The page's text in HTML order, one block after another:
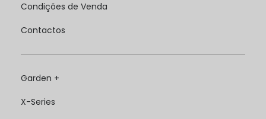
Condições de Venda
Contactos
Garden +
X-Series